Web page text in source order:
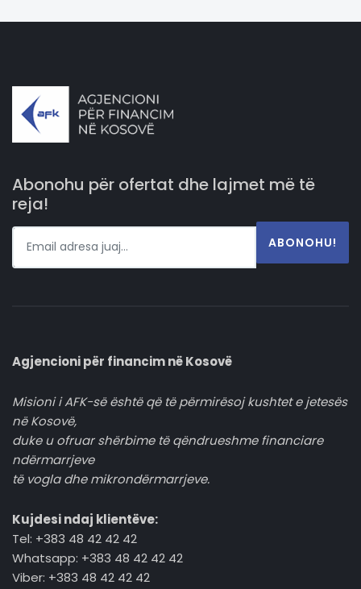
Abonohu për ofertat dhe lajmet më të
reja!
ABONOHU!
Agjencioni për financim në Kosovë
Misioni i AFK-së është që të përmirësoj kushtet e jetesës
në Kosovë,
duke u ofruar shërbime të qëndrueshme financiare
ndërmarrjeve
të vogla dhe mikrondërmarrjeve.
Kujdesi ndaj klientëve:
Tel: +383 48 42 42 42
Whatsapp: +383 48 42 42 42
Viber: +383 48 42 42 42